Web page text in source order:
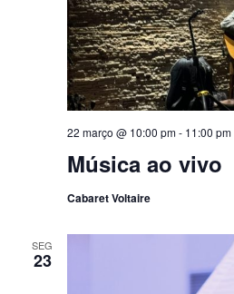
Música ao vivo
22 março @ 10:00 pm- 11:00 pm
Cabaret Voltaire
SEG
23